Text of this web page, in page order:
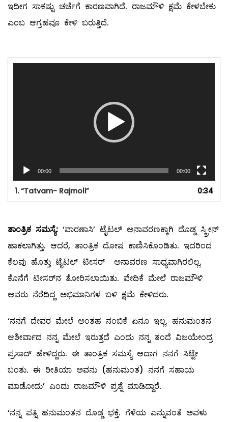
ಇದೀಗ ಸಾಕಷ್ಟು ಚರ್ಚೆಗೆ ಕಾರಣವಾಗಿದೆ. ರಾಜಮೌಳಿ ಕ್ಷಮೆ ಕೇಳಬೇಕು
ಎಂಬ ಆಗ್ರಹವೂ ಕೇಳಿ ಬರುತ್ತಿದೆ.
00:00 00:00
1.“Tatvam- Rajmoli” 0:34
ತಾಂತ್ರಿಕ ಸಮಸ್ಯೆ: ‘ವಾರಣಾಸಿ’ ಟೈಟಲ್ ಅನಾವರಣಕ್ಕಾಗಿ ದೊಡ್ಡ ಸ್ಕ್ರೀನ್
ಹಾಕಲಾಗಿತ್ತು. ಆದರೆ, ತಾಂತ್ರಿಕ ದೋಷ ಕಾಣಿಸಿಕೊಂಡಿತು. ಇದರಿಂದ
ಕೆಲವು ಹೊತ್ತು ಟೈಟಲ್ ಟೀಸರ್​ ಅನಾವರಣ ಸಾಧ್ಯವಾಗಿರಲಿಲ್ಲ.
ಕೊನೆಗೆ ಟೀಸರ್​ನ ತೋರಿಸಲಾಯಿತು. ವೇದಿಕೆ ಮೇಲೆ ರಾಜಮೌಳಿ
ಅವರು ನೆರೆದಿದ್ದ ಅಭಿಮಾನಿಗಳ ಬಳಿ ಕ್ಷಮೆ ಕೇಳಿದರು.
‘ನನಗೆ ದೇವರ ಮೇಲೆ ಅಂತಹ ನಂಬಿಕೆ ಏನೂ ಇಲ್ಲ. ಹನುಮಂತನ
ಆಶೀರ್ವಾದ ನನ್ನ ಮೇಲೆ ಇರುತ್ತದೆ ಎಂದು ನನ್ನ ತಂದೆ ವಿಜಯೇಂದ್ರ
ಪ್ರಸಾದ್ ಹೇಳಿದ್ದರು. ಈ ತಾಂತ್ರಿಕ ಸಮಸ್ಯೆ ಆದಾಗ ನನಗೆ ಸಿಟ್ಟೇ
ಬಂತು. ಈ ರೀತಿಯಾ ಅವನು (ಹನುಮಂತ) ನನಗೆ ಸಹಾಯ
ಮಾಡೋದು’ ಎಂದು ರಾಜಮೌಳಿ ಪ್ರಶ್ನೆ ಮಾಡಿದ್ದಾರೆ.
‘ನನ್ನ ಪತ್ನಿ ಹನುಮಂತನ ದೊಡ್ಡ ಭಕ್ತೆ. ಗೆಳೆಯ ಎನ್ನುವಂತೆ ಅವಳು